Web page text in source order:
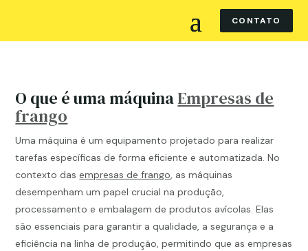
CONTATO
O que é uma máquinaEmpresas de
frango
Uma máquina é um equipamento projetado para realizar
tarefas específicas de forma eficiente e automatizada. No
contexto dasempresas de frango, as máquinas
desempenham um papel crucial na produção,
processamento e embalagem de produtos avícolas. Elas
são essenciais para garantir a qualidade, a segurança e a
eficiência na linha de produção, permitindo que as empresas